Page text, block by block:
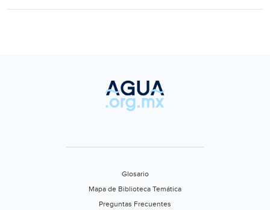
Glosario
Mapa de Biblioteca Temática
Preguntas Frecuentes